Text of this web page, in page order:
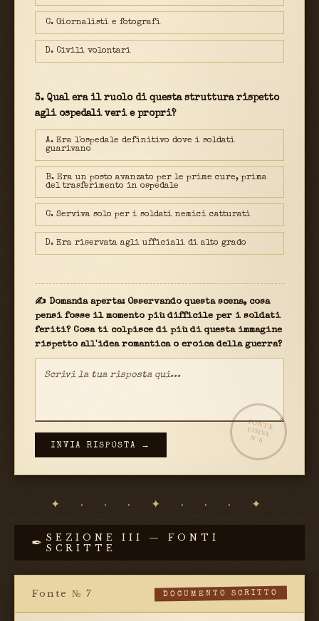
C. Giornalisti e fotografi
D. Civili volontari
3. Qual era il ruolo di questa struttura rispetto
agli ospedali veri e propri?
A. Era l'ospedale definitivo dove i soldati
guarivano
B. Era un posto avanzato per le prime cure, prima
del trasferimento in ospedale
C. Serviva solo per i soldati nemici catturati
D. Era riservata agli ufficiali di alto grado
✍ Domanda aperta: Osservando questa scena, cosa
pensi fosse il momento più difficile per i soldati
feriti? Cosa ti colpisce di più di questa immagine
rispetto all'idea romantica o eroica della guerra?
INVIA RISPOSTA →
FONTE
VISIVA
N°6
✦ · · · ✦ · · · ✦
✒ SEZIONE III — FONTI
SCRITTE
Fonte № 7 DOCUMENTO SCRITTO